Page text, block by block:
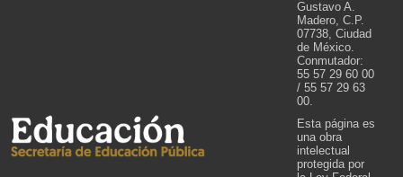
Gustavo A.
Madero, C.P.
07738, Ciudad
de México.
Conmutador:
55 57 29 60 00
/ 55 57 29 63
00.
Esta página es
una obra
intelectual
protegida por